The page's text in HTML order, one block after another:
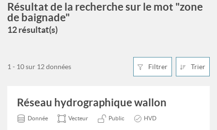
Résultat de la recherche sur le mot "zone
de baignade"
12 résultat(s)
Filtrer Trier
1 - 10 sur 12 données
Réseau hydrographique wallon
Donnée Vecteur Public HVD